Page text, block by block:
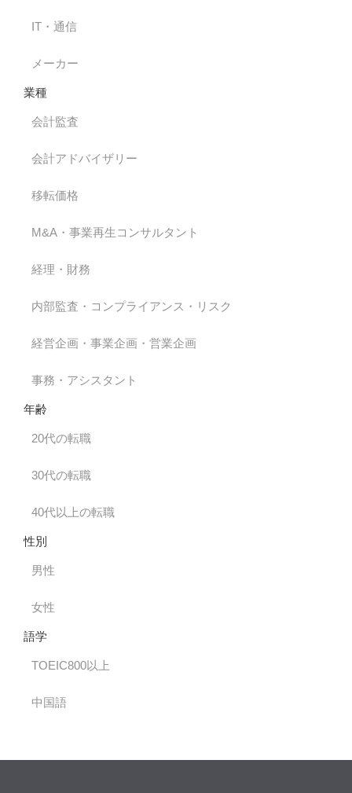
IT・通信
メーカー
業種
会計監査
会計アドバイザリー
移転価格
M&A・事業再生コンサルタント
経理・財務
内部監査・コンプライアンス・リスク
経営企画・事業企画・営業企画
事務・アシスタント
年齢
20代の転職
30代の転職
40代以上の転職
性別
男性
女性
語学
TOEIC800以上
中国語